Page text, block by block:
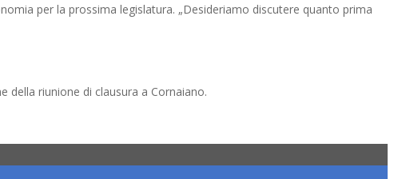
per la prossima legislatura. „Desideriamo discutere quanto prima
della riunione di clausura a Cornaiano.